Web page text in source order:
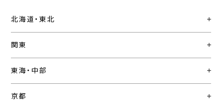
北海道・東北
関東
東海・中部
京都